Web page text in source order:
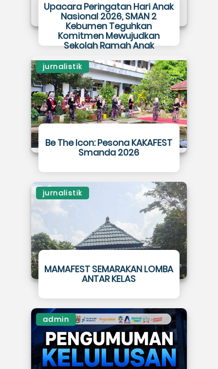
Upacara Peringatan Hari Anak
Nasional 2026, SMAN 2
Kebumen Teguhkan
Komitmen Mewujudkan
Sekolah Ramah Anak
jurnalistik
Be The Icon: Pesona KAKAFEST
Smanda 2026
jurnalistik
MAMAFEST SEMARAKAN LOMBA
ANTAR KELAS
admin